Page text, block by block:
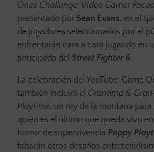
Ones Challenge: Video Gamer
presentado por Sean Evans, en el
de jugadores seleccionados por el
enfrentarán cara a cara jugando en
anticipada del Street Fighter 6.
La celebración del YouTube: Game
también incluirá el Grandma &
Playtime, un rey de la montaña para
quién es el último que queda vivo
horror de supervivencia Poppy
faltarán otros desafíos